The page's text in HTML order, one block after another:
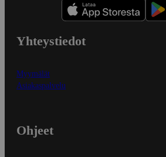
Yhteystiedot
Myymälät
Asiakaspalvelu
Ohjeet